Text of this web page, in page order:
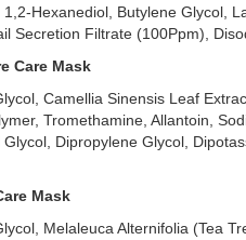
Hexanediol, Butylene Glycol,
Secretion Filtrate (100Ppm),
Care Mask
Camellia Sinensis Leaf
Tromethamine, Allantoin,
Dipropylene Glycol,
Mask
Melaleuca Alternifolia (Tea